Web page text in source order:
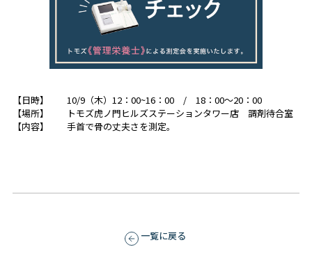
【日時】 10/9（木）12：00~16：00 / 18：00～20：00
【場所】
トモズ虎ノ門ヒルズステーションタワー店 調剤待合室
【内容】 手首で骨の丈夫さを測定。
一覧に戻る